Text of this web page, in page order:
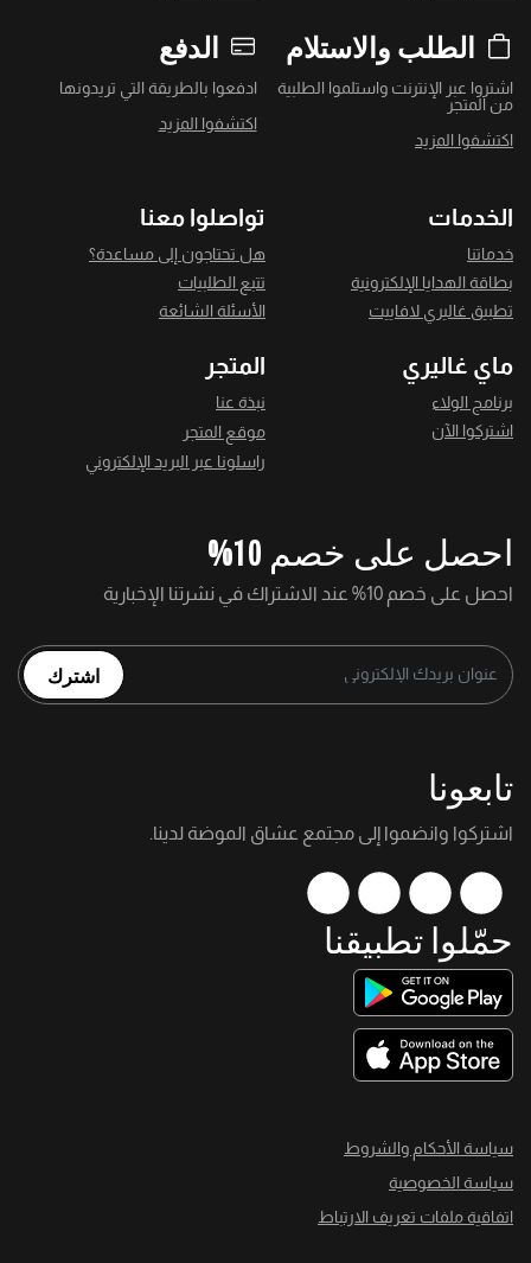
الطلب والاستلام
اشتروا عبر الإنترنت واستلموا الطلبية
من المتجر
اكتشفوا المزيد
الدفع
ادفعوا بالطريقة التي تريدونها
اكتشفوا المزيد
الخدمات
خدماتنا
بطاقة الهدايا الإلكترونية
تطبيق غاليري لافاييت
تواصلوا معنا
هل تحتاجون إلى مساعدة؟
تتبع الطلبيات
الأسئلة الشائعة
ماي غاليري
برنامج الولاء
اشتركوا الآن
المتجر
نبذة عنا
موقع المتجر
راسلونا عبر البريد الإلكتروني
احصل على خصم 10%
احصل على خصم 10% عند الاشتراك في نشرتنا الإخبارية
اشترك
تابعونا
اشتركوا وانضموا إلى مجتمع عشاق الموضة لدينا.
حمّلوا تطبيقنا
سياسة الأحكام والشروط
سياسة الخصوصية
اتفاقية ملفات تعريف الارتباط